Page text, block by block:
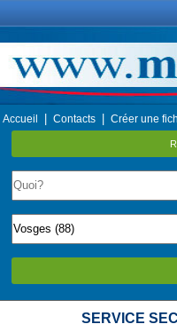
Accueil Contacts Créer une
SERVICE